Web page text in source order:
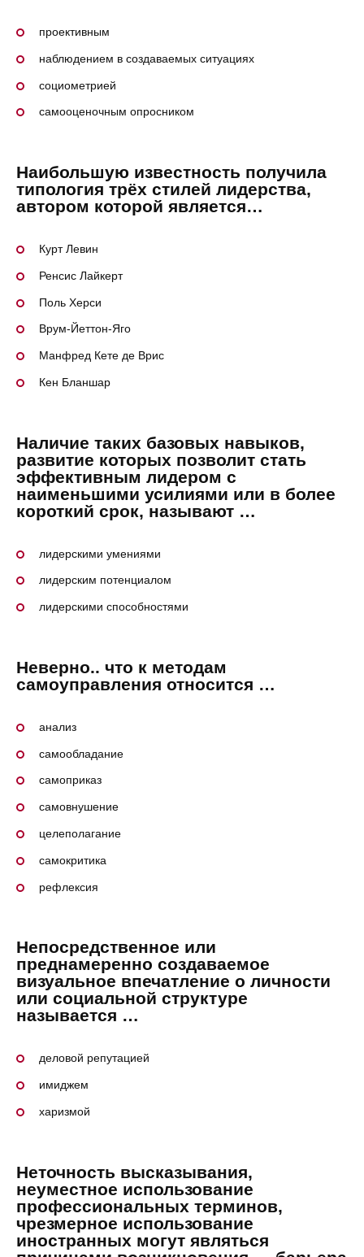
проективным
наблюдением в создаваемых ситуациях
социометрией
самооценочным опросником
Наибольшую известность получила
типология трёх стилей лидерства,
автором которой является…
Курт Левин
Ренсис Лайкерт
Поль Херси
Врум-Йеттон-Яго
Манфред Кете де Врис
Кен Бланшар
Наличие таких базовых навыков,
развитие которых позволит стать
эффективным лидером с
наименьшими усилиями или в более
короткий срок, называют …
лидерскими умениями
лидерским потенциалом
лидерскими способностями
Неверно.. что к методам
самоуправления относится …
анализ
самообладание
самоприказ
самовнушение
целеполагание
самокритика
рефлексия
Непосредственное или
преднамеренно создаваемое
визуальное впечатление о личности
или социальной структуре
называется …
деловой репутацией
имиджем
харизмой
Неточность высказывания,
неуместное использование
профессиональных терминов,
чрезмерное использование
иностранных могут являться